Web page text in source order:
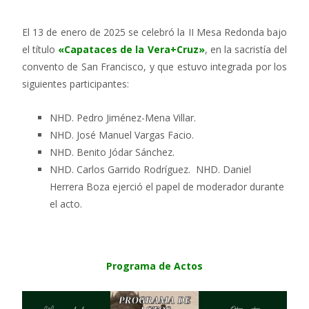
El 13 de enero de 2025 se celebró la II Mesa Redonda bajo
el título «Capataces de la Vera+Cruz», en la sacristía del
convento de San Francisco, y que estuvo integrada por los
siguientes participantes:
NHD. Pedro Jiménez-Mena Villar.
NHD. José Manuel Vargas Facio.
NHD. Benito Jódar Sánchez.
NHD. Carlos Garrido Rodríguez. NHD. Daniel
Herrera Boza ejerció el papel de moderador durante
el acto.
Programa de Actos